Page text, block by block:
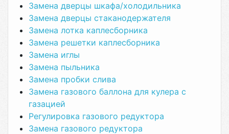
Замена дверцы шкафа/холодильника
Замена дверцы стаканодержателя
Замена лотка каплесборника
Замена решетки каплесборника
Замена иглы
Замена пыльника
Замена пробки слива
Замена газового баллона для кулера с
газацией
Регулировка газового редуктора
Замена газового редуктора